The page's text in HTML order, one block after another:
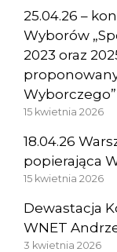
25.04.26 –
Wyborów
2023 oraz
Wyborczego”
15 kwietnia 2026
18.04.26
popierająca
15 kwietnia 2026
Dewastacja
WNET
3 kwietnia 2026